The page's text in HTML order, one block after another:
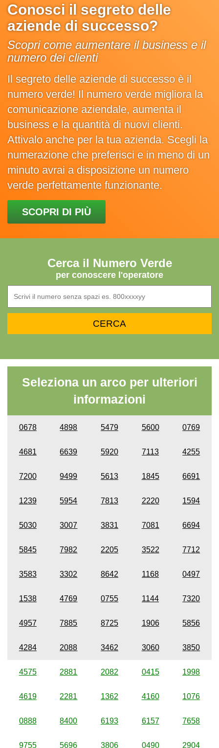
Conosci il segreto delle
aziende di successo?
Scopri come aumentare il business e il
numero dei clienti
Il segreto delle aziende di successo è il
numero verde! Il numero verde migliora la
comunicazione aziendale, aumenta il
business e la quantità di nuovi clienti.
Attivalo anche per la tua azienda. Scegli la
numerazione che preferisci e in meno di un
minuto avrai a disposizione un numero
verde perfettamente funzionante.
SCOPRI DI PIÙ
Cerca il Numero Verde
per conoscere l'operatore
Seleziona un arco per ulteriori
informazioni
0678 4898 5479 5600 0769
4681 6639 5920 7113 4255
7200 9499 5613 1845 6691
1239 5954 7813 2220 1594
5030 3007 3831 7081 6694
5845 7982 2205 3522 7712
3583 3302 8642 1168 0497
1538 4769 0755 1144 7320
4957 7885 8725 1906 5856
4284 2088 3462 3060 3850
4575 2881 2082 0415 1998
4619 2281 1362 4160 1076
0888 8400 6193 6157 7658
9755 5696 3806 0490 2904